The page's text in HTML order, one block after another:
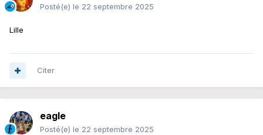
Posté(e) le 22 septembre 2025
Lille
Citer
eagle
Posté(e) le 22 septembre 2025